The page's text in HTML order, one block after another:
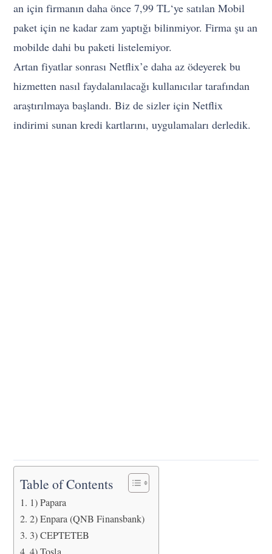
an için firmanın daha önce 7,99 TL‘ye satılan Mobil
paket için ne kadar zam yaptığı bilinmiyor. Firma şu an
mobilde dahi bu paketi listelemiyor.
Artan fiyatlar sonrası Netflix’e daha az ödeyerek bu
hizmetten nasıl faydalanılacağı kullanıcılar tarafından
araştırılmaya başlandı. Biz de sizler için Netflix
indirimi sunan kredi kartlarını, uygulamaları derledik.
Table of Contents
1) Papara
2) Enpara (QNB Finansbank)
3) CEPTETEB